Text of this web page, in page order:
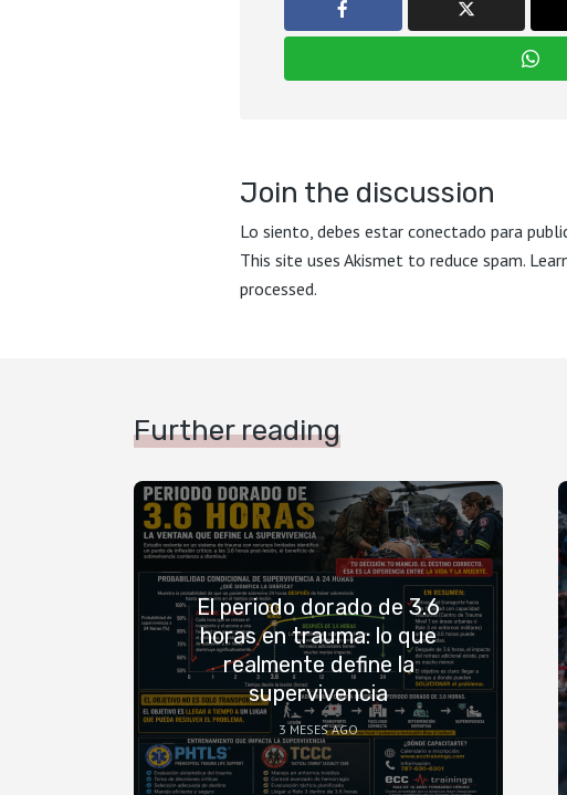
Join the discussion
Lo siento, debes estar conectado para
This site uses Akismet to reduce spam.
processed.
Further reading
El periodo dorado de 3.6
horas en trauma: lo que
realmente define la
supervivencia
3 MESES AGO